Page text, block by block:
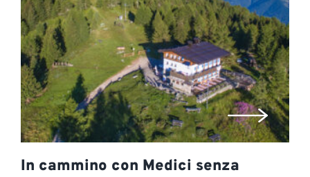
In cammino con Medici senza